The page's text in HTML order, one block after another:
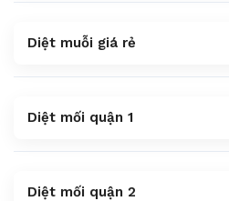
Diệt muỗi giá rẻ
Diệt mối quận 1
Diệt mối quận 2